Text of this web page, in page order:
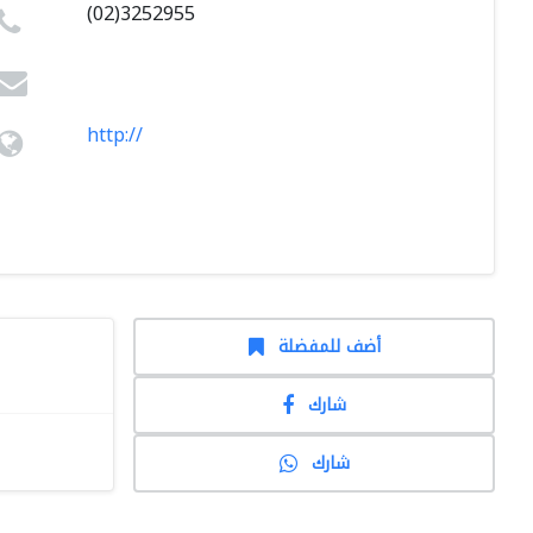
(02)3252955
http://
أضف للمفضلة
شارك
شارك